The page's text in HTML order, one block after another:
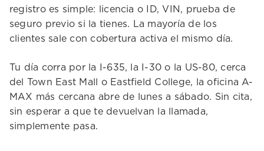
registro es simple: licencia o ID, VIN, prueba de
seguro previo si la tienes. La mayoría de los
clientes sale con cobertura activa el mismo día.
Tu día corra por la I-635, la I-30 o la US-80, cerca
del Town East Mall o Eastfield College, la oficina A-
MAX más cercana abre de lunes a sábado. Sin cita,
sin esperar a que te devuelvan la llamada,
simplemente pasa.